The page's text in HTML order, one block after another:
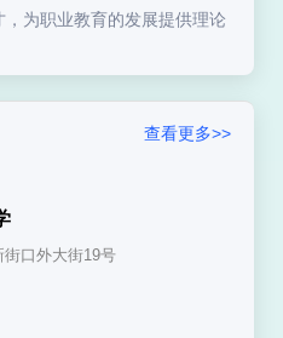
为职业教育的发展提供理论
几个核心领域：
育的质量和效率。
查看更多>>
口外大街19号